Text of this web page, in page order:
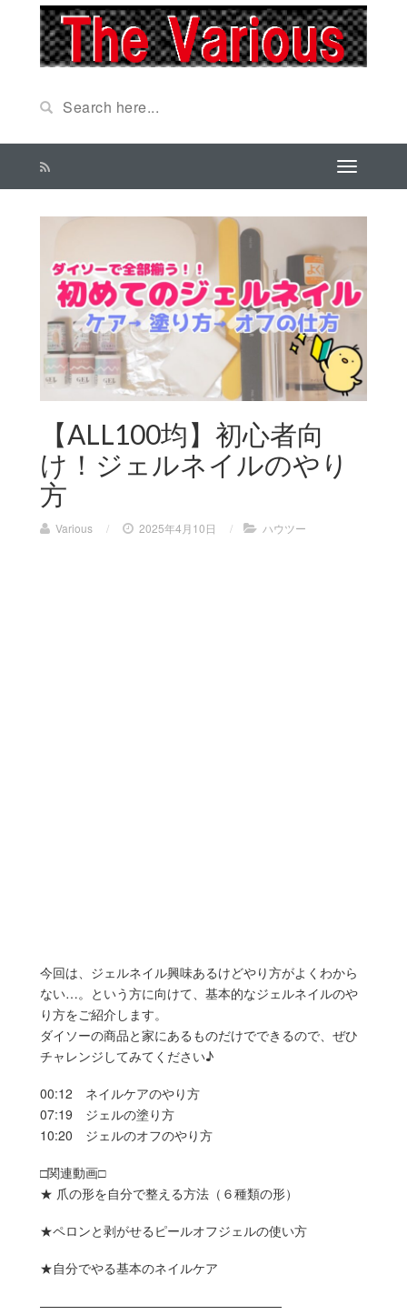
【ALL100均】初心者向
け！ジェルネイルのやり
方
Various / 2025年4月10日 / ハウツー
今回は、ジェルネイル興味あるけどやり方がよくわから
ない…。という方に向けて、基本的なジェルネイルのや
り方をご紹介します。
ダイソーの商品と家にあるものだけでできるので、ぜひ
チャレンジしてみてください♪
00:12 ネイルケアのやり方
07:19 ジェルの塗り方
10:20 ジェルのオフのやり方
□関連動画□
★ 爪の形を自分で整える方法（６種類の形）
★ペロンと剥がせるピールオフジェルの使い方
★自分でやる基本のネイルケア
———————————————————